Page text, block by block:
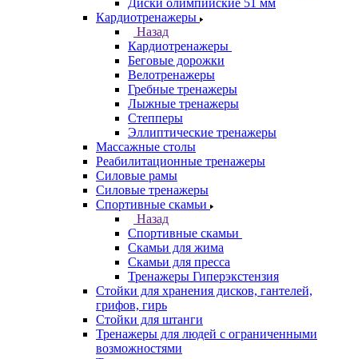
Диски олимпийские 51 мм
Кардиотренажеры
Назад
Кардиотренажеры
Беговые дорожки
Велотренажеры
Гребные тренажеры
Лыжные тренажеры
Степперы
Эллиптические тренажеры
Массажные столы
Реабилитационные тренажеры
Силовые рамы
Силовые тренажеры
Спортивные скамьи
Назад
Спортивные скамьи
Скамьи для жима
Скамьи для пресса
Тренажеры Гиперэкстензия
Стойки для хранения дисков, гантелей,
грифов, гирь
Стойки для штанги
Тренажеры для людей с ограниченными
возможностями